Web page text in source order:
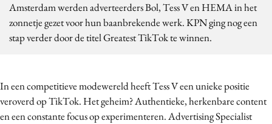
Data & Insights
Design
Digital transformation
Effectiviteit
Gedragsverandering
Influencer marketing
Amsterdam werden adverteerders Bol, Tess V en HEMA in het
zonnetje gezet voor hun baanbrekende werk. KPN ging nog een
stap verder door de titel Greatest TikTok te winnen.
In een competitieve modewereld heeft Tess V een unieke positie
veroverd op TikTok. Het geheim? Authentieke, herkenbare content
en een constante focus op experimenteren. Advertising Specialist